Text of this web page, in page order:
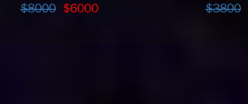
$8000 $6000
$3800